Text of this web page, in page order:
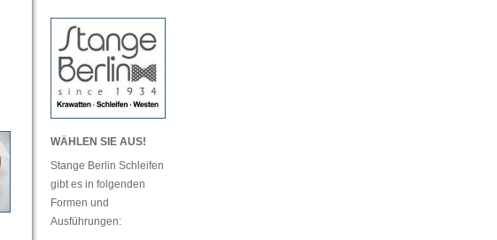
WÄHLEN SIE AUS!
Stange Berlin Schleifen
gibt es in folgenden
Formen und
Ausführungen: